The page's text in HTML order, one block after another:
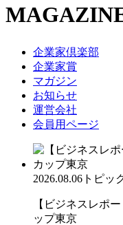
企業家倶楽部
企業家賞
マガジン
お知らせ
運営会社
会員用ページ
2026.08.06 トピッ
【ビジネスレポ
ップ東京